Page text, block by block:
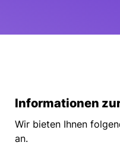
Informationen
Wir bieten Ihnen
an.